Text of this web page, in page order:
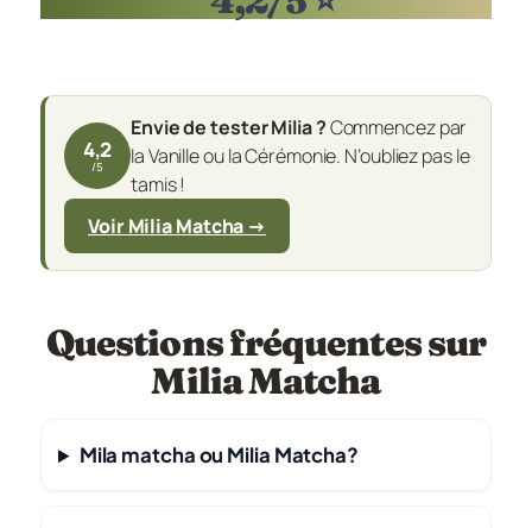
4,2
/5
Envie de tester Milia ?Commencez par
la Vanille ou la Cérémonie. N’oubliez pas le
tamis !
Voir Milia Matcha →
Questions fréquentes sur
Milia Matcha
Mila matcha ou Milia Matcha?